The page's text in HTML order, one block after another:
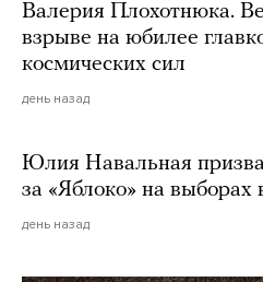
Валерия Плохотнюка.
взрыве на юбилее
космических сил
день назад
Юлия Навальная
за «Яблоко» на выборах
день назад